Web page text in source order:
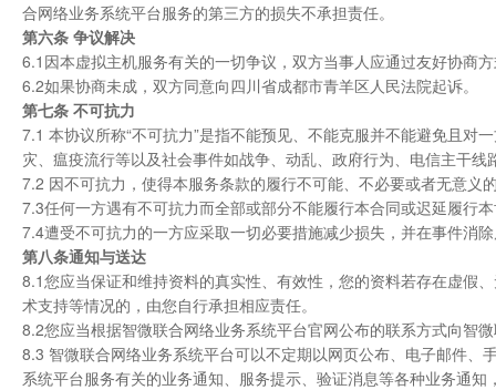
合网络业务系统平台服务的第三方的损失不承担责任。
第六条 争议解决
6.1因本虚拟主机服务有关的一切争议，双方当事人应通过友好协商
6.2如果协商未成，双方同意向四川省成都市青羊区人民法院起诉。
第七条 不可抗力
7.1 本协议所称“不可抗力”是指不能预见、不能克服并不能避免且
灾、瘟疫流行等以及社会事件如战争、动乱、政府行为、电信主干
7.2 因不可抗力，使得本服务条款的履行不可能、不必要或者无意义
7.3任何一方遇有不可抗力而全部或部分不能履行本合同或迟延履行
7.4遭受不可抗力的一方应采取一切必要措施减少损失，并在事件消
第八条通知与送达
8.1您应当保证和维持资料的真实性、有效性，您的资料若存在虚假
术支持等情况的，由您自行承担相应责任。
8.2您应当根据智微联合网络业务系统平台官网公布的联系方式向智
8.3 智微联合网络业务系统平台可以不定期以网页公布、电子邮件
系统平台服务有关的业务通知、服务提示、验证消息等各种业务通